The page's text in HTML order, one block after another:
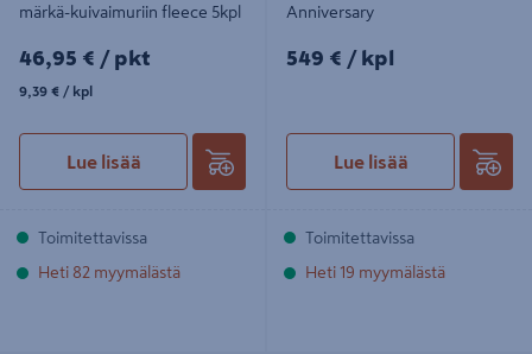
märkä-kuivaimuriin fleece 5kpl
46,95€/pkt
46,95 € / pkt
9,39€/kpl
9,39 € / kpl
Lue lisää
Toimitettavissa
Heti 82 myymälästä
Anniversary
549€/kpl
549 € / kpl
Lue lisää
Toimitettavissa
Heti 19 myymälästä